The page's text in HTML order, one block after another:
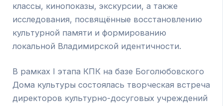
классы, кинопоказы, экскурсии, а также
исследования, посвящённые восстановлению
культурной памяти и формированию
локальной Владимирской идентичности.
В рамках I этапа КПК на базе Боголюбовского
Дома культуры состоялась творческая встреча
директоров культурно-досуговых учреждений